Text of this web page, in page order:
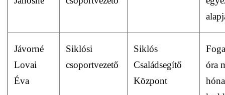
Jávorné
Lovai
Éva
Siklósi
csoportvezető
Siklós
Családsegítő
Központ
óra